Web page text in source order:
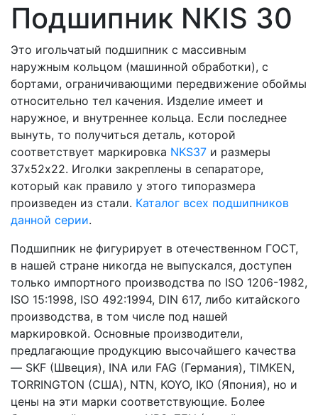
Подшипник NКIS 30
Это игольчатый подшипник с массивным
наружным кольцом (машинной обработки), с
бортами, ограничивающими передвижение обоймы
относительно тел качения. Изделие имеет и
наружное, и внутреннее кольца. Если последнее
вынуть, то получиться деталь, которой
соответствует маркировка NKS37 и размеры
37х52х22. Иголки закреплены в сепараторе,
который как правило у этого типоразмера
произведен из стали. Каталог всех подшипников
данной серии.
Подшипник не фигурирует в отечественном ГОСТ,
в нашей стране никогда не выпускался, доступен
только импортного производства по ISO 1206-1982,
ISO 15:1998, ISO 492:1994, DIN 617, либо китайского
производства, в том числе под нашей
маркировкой. Основные производители,
предлагающие продукцию высочайшего качества
— SKF (Швеция), INA или FAG (Германия), TIMKEN,
TORRINGTON (США), NTN, KOYO, IKO (Япония), но и
цены на эти марки соответствующие. Более